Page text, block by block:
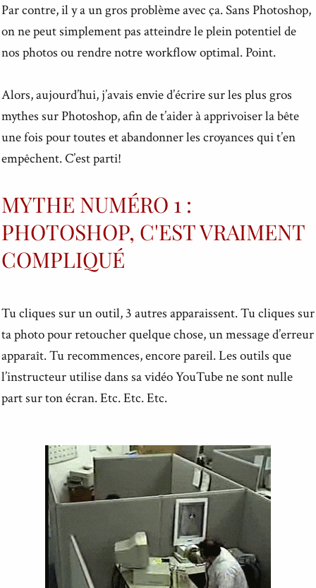
Par contre, il y a un gros problème avec ça. Sans Photoshop,
on ne peut simplement pas atteindre le plein potentiel de
nos photos ou rendre notre workflow optimal. Point.
Alors, aujourd’hui, j’avais envie d’écrire sur les plus gros
mythes sur Photoshop, afin de t’aider à apprivoiser la bête
une fois pour toutes et abandonner les croyances qui t’en
empêchent. C’est parti!
MYTHE NUMÉRO 1 :
PHOTOSHOP, C'EST VRAIMENT
COMPLIQUÉ
Tu cliques sur un outil, 3 autres apparaissent. Tu cliques sur
ta photo pour retoucher quelque chose, un message d’erreur
apparaît. Tu recommences, encore pareil. Les outils que
l’instructeur utilise dans sa vidéo YouTube ne sont nulle
part sur ton écran. Etc. Etc. Etc.